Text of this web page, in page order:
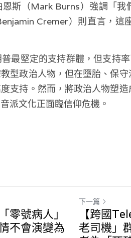
斯（Mark Burns）強調「我
Cremer）則直言，這
最堅定的支持群體，但支持
型政治人物，但在墮胎、保
支持。然而，將政治人物塑
派文化正面臨信仰危機。
零號病人」
不會演變為
下一篇
【跨國
老司機」